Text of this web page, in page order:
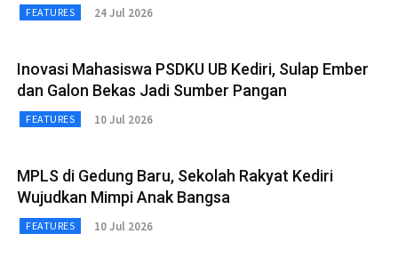
FEATURES 24 Jul 2026
Inovasi Mahasiswa PSDKU UB Kediri, Sulap Ember
dan Galon Bekas Jadi Sumber Pangan
FEATURES 10 Jul 2026
MPLS di Gedung Baru, Sekolah Rakyat Kediri
Wujudkan Mimpi Anak Bangsa
FEATURES 10 Jul 2026